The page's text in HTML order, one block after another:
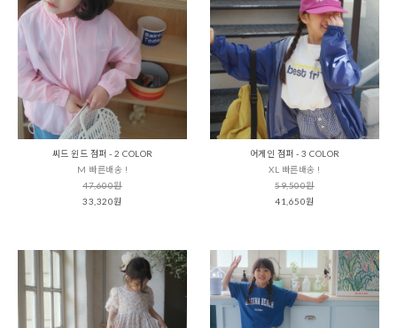
씨드 윈드 점퍼 - 2 COLOR
M 빠른배송 !
47,600원
33,320원
어게인 점퍼 - 3 COLOR
XL 빠른배송 !
59,500원
41,650원